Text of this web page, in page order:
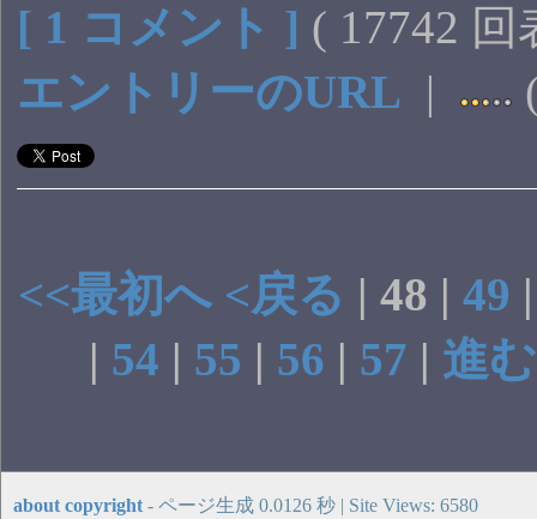
[ 1 コメント ] ( 17742
エントリーのURL |
<<最初へ <戻る | 48 | 49
| 54 | 55 | 56 | 57 | 進
about copyright - ページ生成 0.0126 秒 | Site Views: 6580